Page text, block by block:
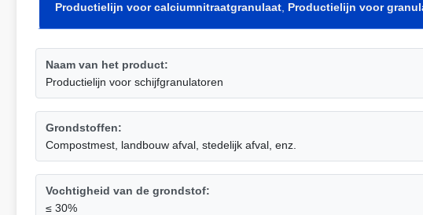
Productielijn voor calciumnitraatgranulaat Productielijn voor
Naam van het product:
Productielijn voor schijfgranulatoren
Grondstoffen:
Compostmest, landbouw afval, stedelijk afval, enz.
Vochtigheid van de grondstof:
≤ 30%